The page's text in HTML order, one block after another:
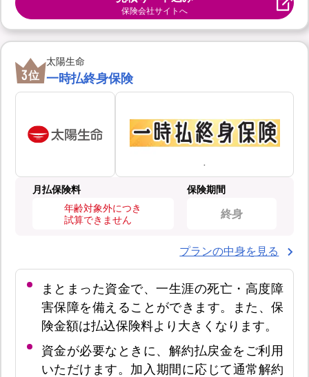
保険会社サイトへ
3位
太陽生命
一時払終身保険
月払保険料
年齢対象外につき
試算できません
保険期間
終身
プランの中身を見る
まとまった資金で、一生涯の死亡・高度障
害保障を備えることができます。また、保
険金額は払込保険料より大きくなります。
資金が必要なときに、解約払戻金をご利用
いただけます。加入期間に応じて通常解約